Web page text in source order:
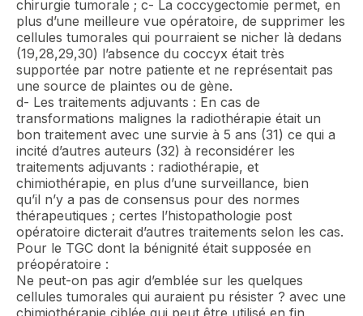
chirurgie tumorale ; c- La coccygectomie permet, en
plus d’une meilleure vue opératoire, de supprimer les
cellules tumorales qui pourraient se nicher là dedans
(19,28,29,30) l’absence du coccyx était très
supportée par notre patiente et ne représentait pas
une source de plaintes ou de gène.
d- Les traitements adjuvants : En cas de
transformations malignes la radiothérapie était un
bon traitement avec une survie à 5 ans (31) ce qui a
incité d’autres auteurs (32) à reconsidérer les
traitements adjuvants : radiothérapie, et
chimiothérapie, en plus d’une surveillance, bien
qu’il n’y a pas de consensus pour des normes
thérapeutiques ; certes l’histopathologie post
opératoire dicterait d’autres traitements selon les cas.
Pour le TGC dont la bénignité était supposée en
préopératoire :
Ne peut-on pas agir d’emblée sur les quelques
cellules tumorales qui auraient pu résister ? avec une